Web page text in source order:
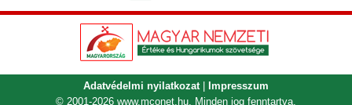
Adatvédelmi nyilatkozat|
Impresszum
© 2001-2026 www.mconet.hu. Minden jog fenntartva.